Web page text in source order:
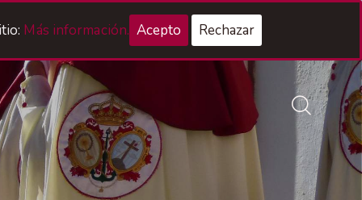
Acceso Hermanos
Más información. Acepto Rechazar